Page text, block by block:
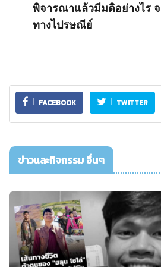
พิจารณาแล้วมีมติอย่างไร
ทางไปรษณีย์
FACEBOOK TWITTER
ข่าวและกิจกรรม อื่นๆ